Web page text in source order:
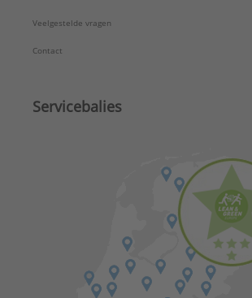
Veelgestelde vragen
Contact
Servicebalies